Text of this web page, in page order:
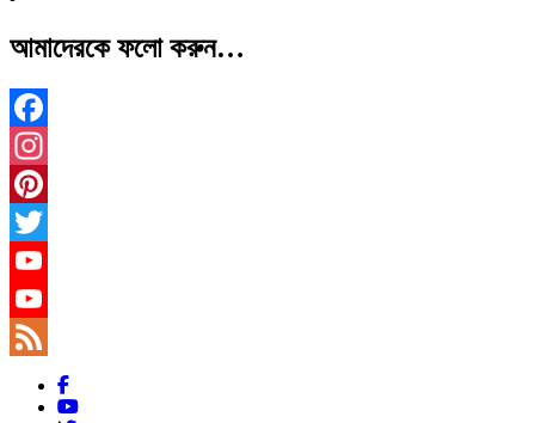
আমাদেরকে ফলো করুন…
Facebook
Instagram
Pinterest
Twitter
YouTube
YouTube
Channel